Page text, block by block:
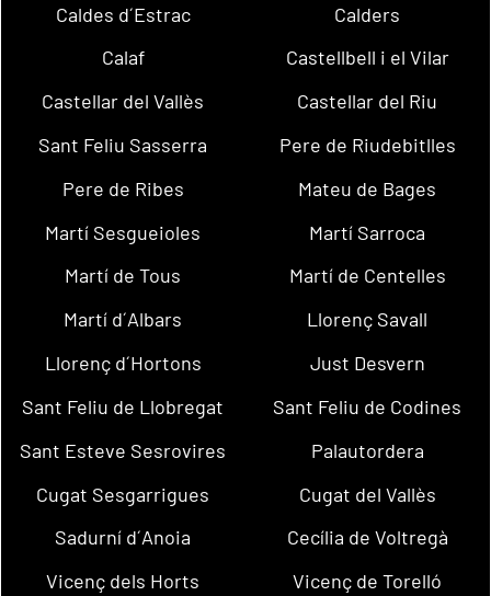
Caldes d´Estrac
Calders
Calaf
Castellbell i el Vilar
Castellar del Vallès
Castellar del Riu
Sant Feliu Sasserra
Pere de Riudebitlles
Pere de Ribes
Mateu de Bages
Martí Sesgueioles
Martí Sarroca
Martí de Tous
Martí de Centelles
Martí d´Albars
Llorenç Savall
Llorenç d´Hortons
Just Desvern
Sant Feliu de Llobregat
Sant Feliu de Codines
Sant Esteve Sesrovires
Palautordera
Cugat Sesgarrigues
Cugat del Vallès
Sadurní d´Anoia
Cecília de Voltregà
Vicenç dels Horts
Vicenç de Torelló